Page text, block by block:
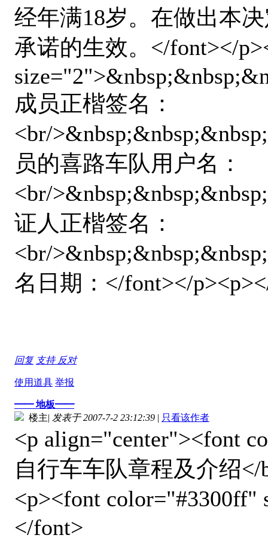
经年满18岁。在做出本
承诺的生效。</font></
成员正楷签名：
<br/
员的喜路车队用户名：
<br/
证人正楷签名：
<br/
名日期：</font></
回复 支持 反对
使用道具 举报
━━ 地板━━
楼主| 发表于 2007-7-2 23:12:39 | 只看该作者
<p align="center"><font
自行车车队章程及介绍</
<p><font
</font>